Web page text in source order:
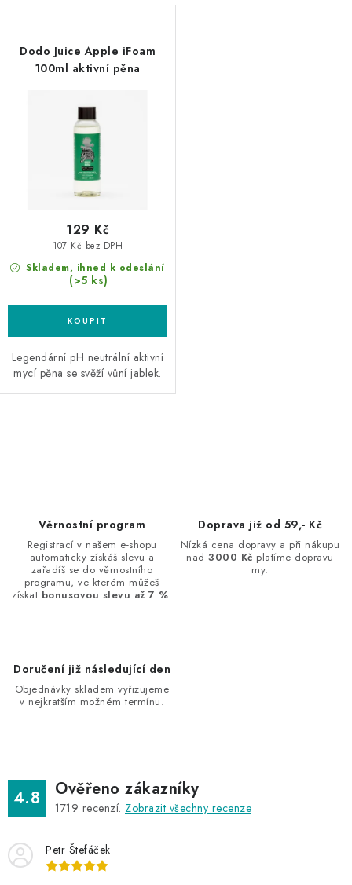
Dodo Juice Apple iFoam
100ml aktivní pěna
Skladem, ihned k odeslání
(>5 ks)
107 Kč bez DPH
129 Kč
Legendární pH neutrální aktivní
mycí pěna se svěží vůní jablek.
p
k
y
p
s
u
Věrnostní program
Registrací v našem e-shopu
automaticky získáš slevu a
zařadíš se do věrnostního
programu, ve kterém můžeš
získat bonusovou slevu až 7 %.
Doprava již od 59,- Kč
Nízká cena dopravy a při nákupu
nad3000 Kč platíme dopravu
my.
Doručení již následující den
Objednávky skladem vyřizujeme
v nejkratším možném termínu.
4.8 Ověřeno zákazníky
1719 recenzí. Zobrazit všechny recenze
Petr Štefáček